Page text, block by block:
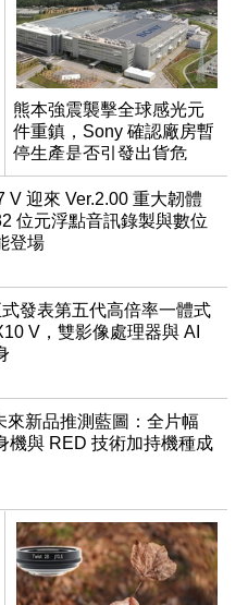
熊本強震襲擊全球感光元
件重鎮，Sony 確認廠房暫
停生產是否引發出貨危
機？
V 迎來 Ver.2.00 重大韌體
位元浮點音訊錄製與數位
登場
發表第五代高倍率一體式
V，雙影像處理器與 AI
來新品推測藍圖：全片幅
機與 RED 技術加持機種成